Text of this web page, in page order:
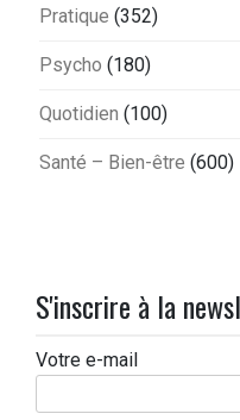
Pratique (352)
Psycho (180)
Quotidien (100)
Santé – Bien-être (600)
S'inscrire à la
Votre e-mail